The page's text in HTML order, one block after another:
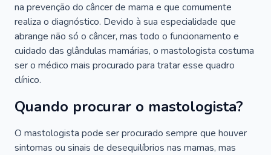
na prevenção do câncer de mama e que comumente
realiza o diagnóstico. Devido à sua especialidade que
abrange não só o câncer, mas todo o funcionamento e
cuidado das glândulas mamárias, o mastologista costuma
ser o médico mais procurado para tratar esse quadro
clínico.
Quando procurar o mastologista?
O mastologista pode ser procurado sempre que houver
sintomas ou sinais de desequilíbrios nas mamas, mas